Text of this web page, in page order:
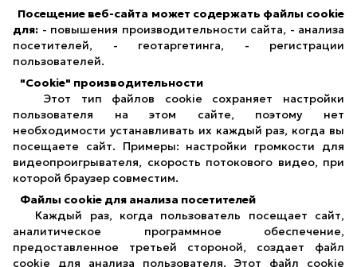
Посещение веб-сайта может содержать файлы cookie
для: - повышения производительности сайта, - анализа
посетителей, - геотаргетинга, - регистрации
пользователей.
"Cookie" производительности
Этот тип файлов cookie сохраняет настройки
пользователя на этом сайте, поэтому нет
необходимости устанавливать их каждый раз, когда вы
посещаете сайт. Примеры: настройки громкости для
видеопроигрывателя, скорость потокового видео, при
которой браузер совместим.
Файлы cookie для анализа посетителей
Каждый раз, когда пользователь посещает сайт,
аналитическое программное обеспечение,
предоставленное третьей стороной, создает файл
cookie для анализа пользователя. Этот файл cookie